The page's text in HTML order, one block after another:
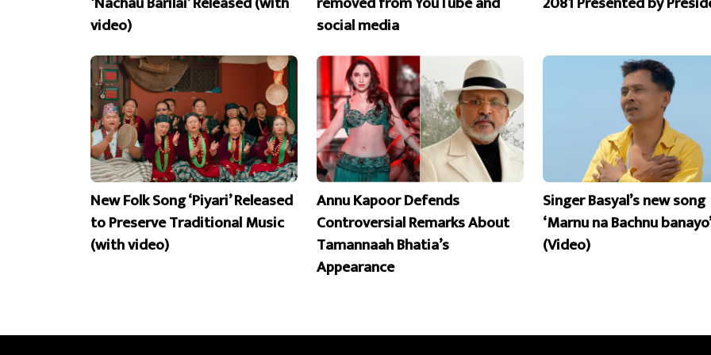
video)
social media
New Folk Song ‘Piyari’ Released
to Preserve Traditional Music
(with video)
Annu Kapoor Defends
Controversial Remarks About
Tamannaah Bhatia’s
Appearance
Singer Basyal’s new song
‘Marnu na Bachnu banayo’
(Video)